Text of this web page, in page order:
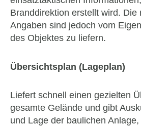
Branddirektion erstellt wird. Die
Angaben sind jedoch vom
des Objektes zu liefern.
Übersichtsplan (Lageplan)
Liefert schnell einen gezielten
gesamte Gelände und gibt
und Lage der baulichen